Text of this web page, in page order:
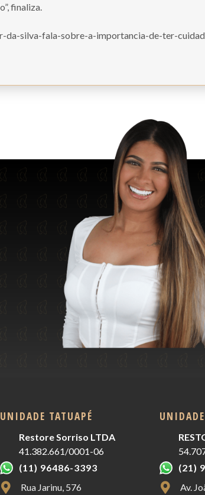
finaliza.
da-silva-fala-sobre-a-importancia-de-ter-
UNIDADE TATUAPÉ
Restore Sorriso LTDA
41.382.661/0001-06
(11) 96486-3393
Rua Jarinu, 576
(21)
Av.